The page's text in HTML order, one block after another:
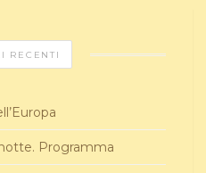
RECENTI
Programma